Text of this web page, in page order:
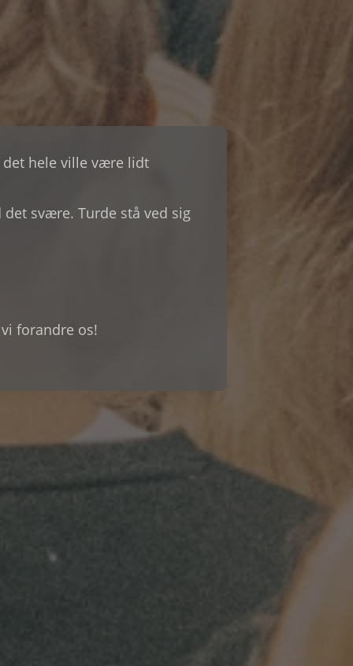
det hele ville være lidt
svære. Turde stå ved sig
forandre os!